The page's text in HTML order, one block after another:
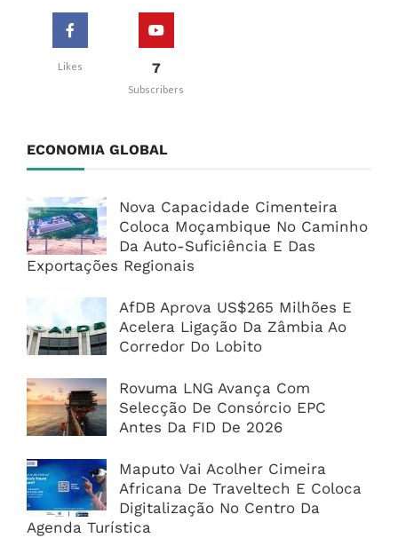
Likes 7
Subscribers
ECONOMIA GLOBAL
Nova Capacidade Cimenteira
Coloca Moçambique No Caminho
Da Auto-Suficiência E Das
Exportações Regionais
AfDB Aprova US$265 Milhões E
Acelera Ligação Da Zâmbia Ao
Corredor Do Lobito
Rovuma LNG Avança Com
Selecção De Consórcio EPC
Antes Da FID De 2026
Maputo Vai Acolher Cimeira
Africana De Traveltech E Coloca
Digitalização No Centro Da
Agenda Turística